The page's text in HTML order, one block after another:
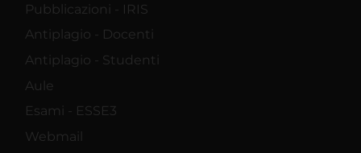
Pubblicazioni - IRIS
Antiplagio - Docenti
Antiplagio - Studenti
Aule
Esami - ESSE3
Webmail